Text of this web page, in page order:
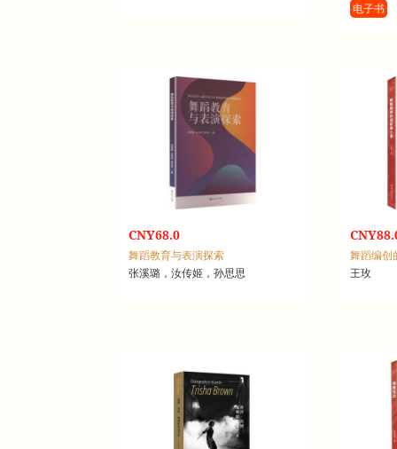
电子书
CNY68.0
舞蹈教育与表演探索
张溪璐，汝传姬，孙思思
舞蹈编创
王玫